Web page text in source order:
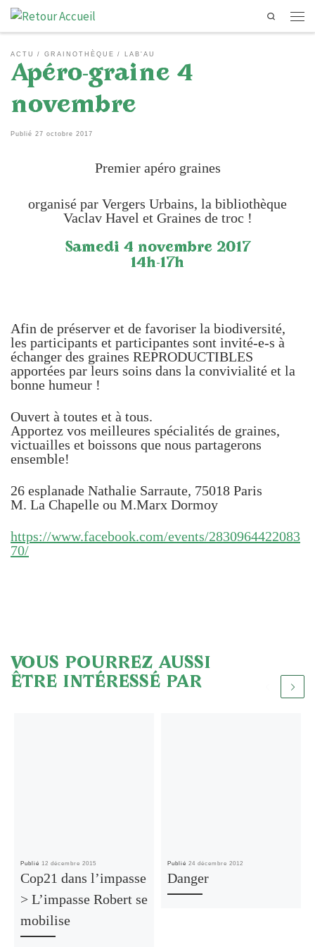
Passer au contenu
Search
ACTU GRAINOTHÈQUE LAB'AU
Apéro-graine 4
novembre
Publié 27 octobre 2017
Premier apéro graines
organisé par Vergers Urbains, la bibliothèque
Vaclav Havel et Graines de troc !
Samedi 4 novembre 2017
14h-17h
Afin de préserver et de favoriser la biodiversité,
les participants et participantes sont invité-e-s à
échanger des graines REPRODUCTIBLES
apportées par leurs soins dans la convivialité et la
bonne humeur !
Ouvert à toutes et à tous.
Apportez vos meilleures spécialités de graines,
victuailles et boissons que nous partagerons
ensemble!
26 esplanade Nathalie Sarraute, 75018 Paris
M. La Chapelle ou M.Marx Dormoy
https://www.facebook.com/events/2830964422083
70/
VOUS POURREZ AUSSI
ÊTRE INTÉRESSÉ PAR
Publié 12 décembre 2015
Cop21 dans l’impasse
> L’impasse Robert se
mobilise
Publié 24 décembre 2012
Danger